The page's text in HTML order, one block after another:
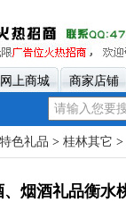
网上商城 商家店铺
色礼品 > 桂林其它 >
烟酒礼品衡水